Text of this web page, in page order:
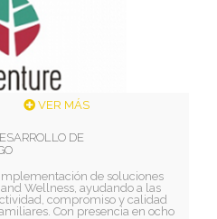
VER MÁS
DE
de soluciones
Wellness, ayudando a las
compromiso y calidad
Con presencia en ocho